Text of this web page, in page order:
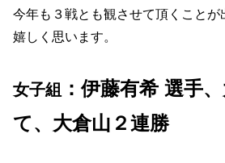
今年も３戦とも観させて頂くことが
嬉しく思います。
女子組 ：伊藤有希 選手、
て、 大倉山２連勝